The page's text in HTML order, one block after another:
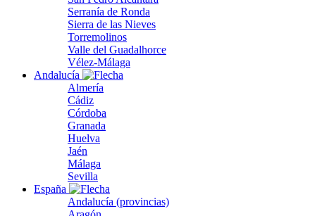
Serranía de Ronda
Sierra de las Nieves
Torremolinos
Valle del Guadalhorce
Vélez-Málaga
Andalucía
Almería
Cádiz
Córdoba
Granada
Huelva
Jaén
Málaga
Sevilla
España
Andalucía (provincias)